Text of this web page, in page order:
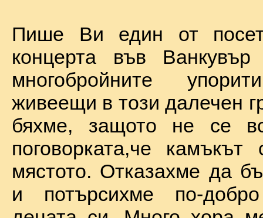
Пише Ви един от
концерта във
многобройните
живеещи в този далечен
бяхме, защото не се
поговорката,че
мястото. Отказахме да
и потърсихме по-